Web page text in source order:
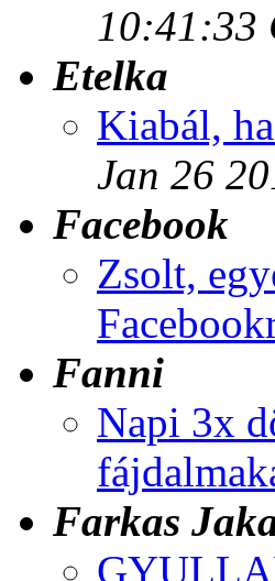
10:41:33
Etelka
Kiabál,
Jan 26
Facebook
Zsolt,
Fanni
Napi 3x
Farkas